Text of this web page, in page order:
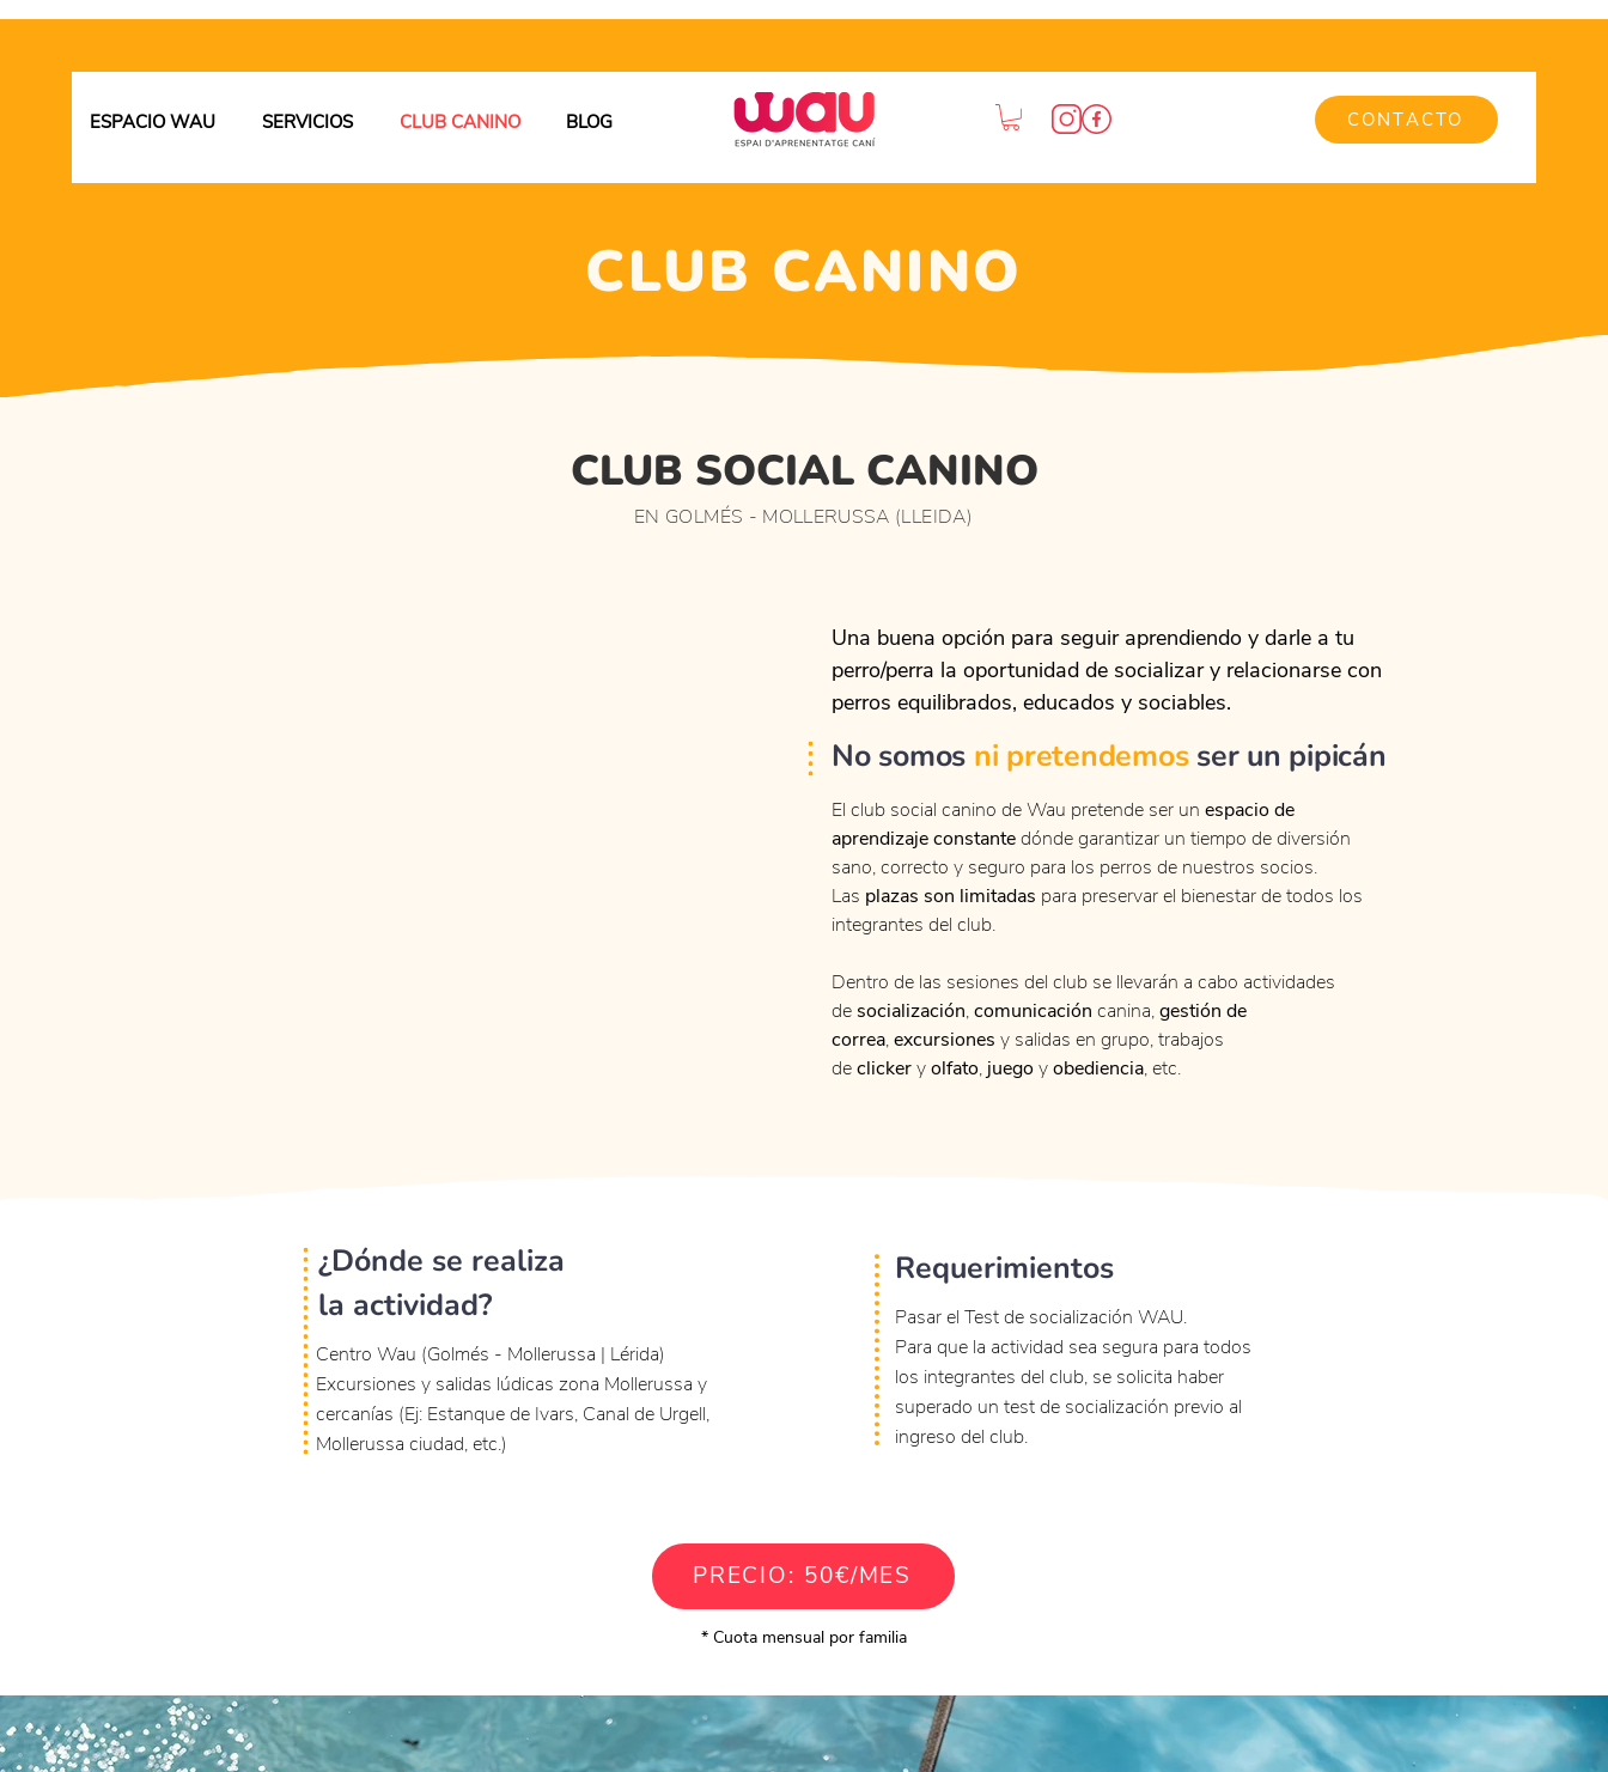
ESPACIO WAU SERVICIOS CLUB CANINO BLOG CONTACTO
CLUB CANINO
EN GOLMÉS - MOLLERUSSA (LLEIDA)
CLUB SOCIAL CANINO
Una buena opción para seguir aprendiendo y darle a tu
perro/perra la oportunidad de socializar y relacionarse con
perros equilibrados, educados y sociables.
No somos ni pretendemos ser un pipicán
El club social canino de Wau pretende ser un espacio de
aprendizaje constantedónde garantizar un tiempo de diversión
sano, correcto y seguro para los perros de nuestros socios.
Las plazas son limitadas para preservar el bienestar de todos los
integrantes del club.
Dentro de las sesiones del club se llevarán a cabo actividades
desocialización,comunicación canina,gestión de
correa,excursiones y salidas en grupo, trabajos
declickeryolfato, juego yobediencia, etc.
¿Dónde se realiza
la actividad?
Centro Wau (Golmés - Mollerussa | Lérida)
Excursiones y salidas lúdicas zona Mollerussa y
cercanías (Ej: Estanque de Ivars, Canal de Urgell,
Mollerussa ciudad, etc.)
Requerimientos
Pasar el Test de socialización WAU.
Para que la actividad sea segura para todos
los integrantes del club, se solicita haber
superado un test de socialización previo al
ingreso del club.
PRECIO: 50€/MES
* Cuota mensual por familia